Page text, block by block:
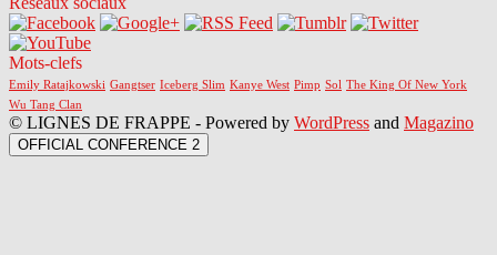
Mots-clefs
Emily Ratajkowski Gangtser Iceberg Slim Kanye West Pimp Sol The King Of New York
Wu Tang Clan
© LIGNES DE FRAPPE - Powered by WordPress and Magazino
OFFICIAL CONFERENCE 2